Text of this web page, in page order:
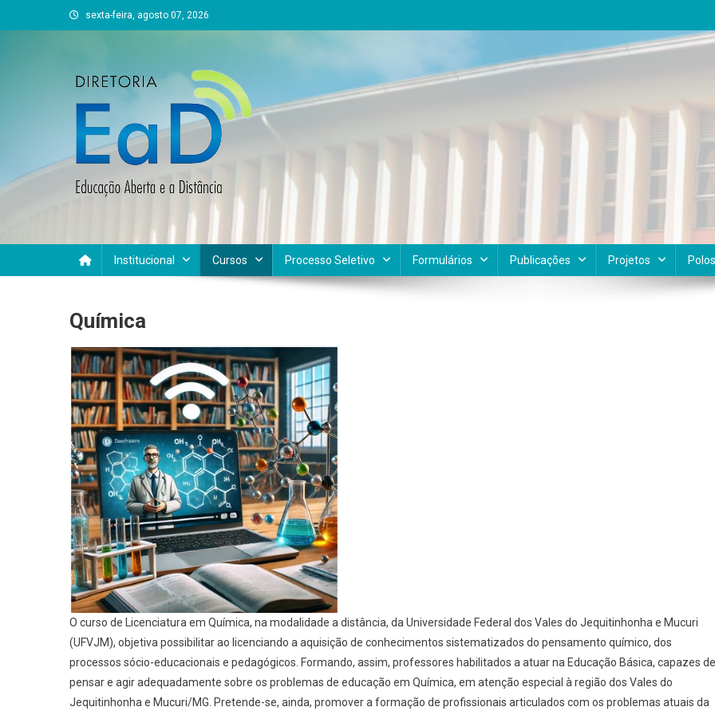
to
sexta-feira, agosto 07, 2026
DEAD UFVJM
Institucional Cursos Processo Seletivo Formulários Publicações Projetos Polos
Química
O curso de Licenciatura em Química, na modalidade a distância, da Universidade Federal dos Vales do Jequitinhonha e Mucuri
(UFVJM), objetiva possibilitar ao licenciando a aquisição de conhecimentos sistematizados do pensamento químico, dos
processos sócio-educacionais e pedagógicos. Formando, assim, professores habilitados a atuar na Educação Básica, capazes de
pensar e agir adequadamente sobre os problemas de educação em Química, em atenção especial à região dos Vales do
Jequitinhonha e Mucuri/MG. Pretende-se, ainda, promover a formação de profissionais articulados com os problemas atuais da